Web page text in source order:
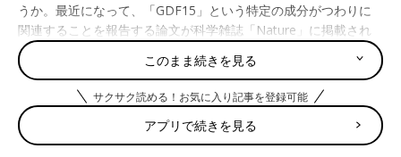
うか。最近になって、「GDF15」という特定の成分がつわりに
関連することを報告する論文が科学雑誌「Nature」に掲載され
ました。
――GDF15とは、どういうものなのでしょうか。
重見先生（以下敬称略） 今回は「Nature」に掲載された論文
このまま続きを見る
サクサク読める！お気に入り記事を登録可能
アプリで続きを見る